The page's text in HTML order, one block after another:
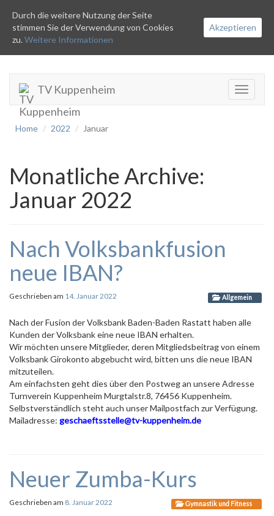
Toggle
TV Kuppenheim
Home 2022 Januar
Monatliche Archive:
Januar 2022
Nach Volksbankfusion
neue IBAN?
Geschrieben am 14. Januar 2022 Allgemein
Nach der Fusion der Volksbank Baden-Baden Rastatt haben alle
Kunden der Volksbank eine neue IBAN erhalten.
Wir möchten unsere Mitglieder, deren Mitgliedsbeitrag von einem
Volksbank Girokonto abgebucht wird, bitten uns die neue IBAN
mitzuteilen.
Am einfachsten geht dies über den Postweg an unsere Adresse
Turnverein Kuppenheim Murgtalstr.8, 76456 Kuppenheim.
Selbstverständlich steht auch unser Mailpostfach zur Verfügung.
Mailadresse: geschaeftsstelle@tv-kuppenheim.de
Neuer Zumba-Kurs
Geschrieben am 8. Januar 2022 Gymnastik und Fitness
Durch die weitere Nutzung der Seite
stimmen Sie der Verwendung von Cookies
zu. Weitere Informationen
Akzeptieren